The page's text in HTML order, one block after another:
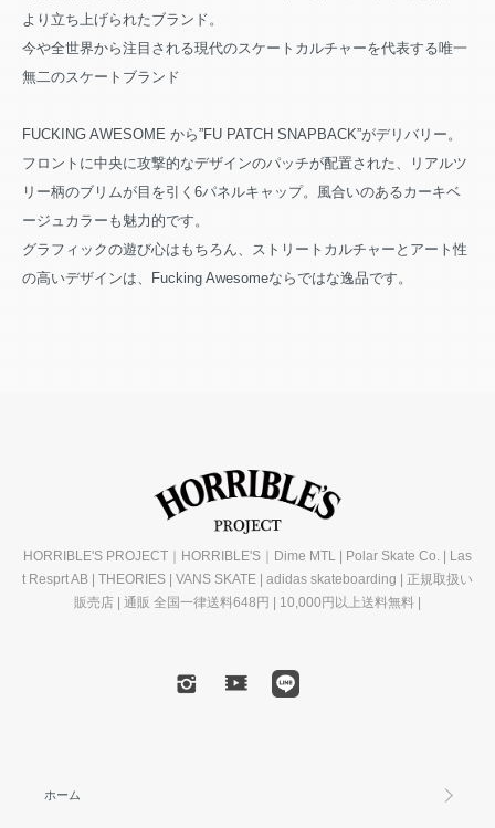
より立ち上げられたブランド。
今や全世界から注目される現代のスケートカルチャーを代表する唯一
無二のスケートブランド
FUCKING AWESOME から”FU PATCH SNAPBACK”がデリバリー。
フロントに中央に攻撃的なデザインのパッチが配置された、リアルツ
リー柄のブリムが目を引く6パネルキャップ。風合いのあるカーキベ
ージュカラーも魅力的です。
グラフィックの遊び心はもちろん、ストリートカルチャーとアート性
の高いデザインは、Fucking Awesomeならではな逸品です。
HORRIBLE'S PROJECT｜HORRIBLE'S｜Dime MTL | Polar Skate Co. | Las
t Resprt AB | THEORIES | VANS SKATE | adidas skateboarding | 正規取扱い
販売店 | 通販 全国一律送料648円 | 10,000円以上送料無料 |
ホーム